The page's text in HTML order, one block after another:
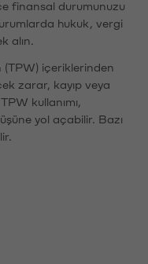
finansal durumunuzu
hukuk, vergi
alın.
içeriklerinden
zarar, kayıp veya
kullanımı,
yol açabilir. Bazı